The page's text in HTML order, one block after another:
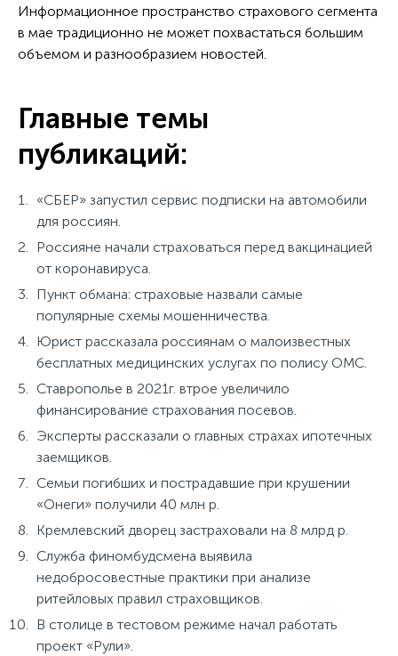
Информационное пространство страхового сегмента
в мае традиционно не может похвастаться большим
объемом и разнообразием новостей.
Главные темы
публикаций:
«СБЕР» запустил сервис подписки на автомобили
для россиян.
Россияне начали страховаться перед вакцинацией
от коронавируса.
Пункт обмана: страховые назвали самые
популярные схемы мошенничества.
Юрист рассказала россиянам о малоизвестных
бесплатных медицинских услугах по полису ОМС.
Ставрополье в 2021г. втрое увеличило
финансирование страхования посевов.
Эксперты рассказали о главных страхах ипотечных
заемщиков.
Семьи погибших и пострадавшие при крушении
«Онеги» получили 40 млн р.
Кремлевский дворец застраховали на 8 млрд р.
Служба финомбудсмена выявила
недобросовестные практики при анализе
ритейловых правил страховщиков.
В столице в тестовом режиме начал работать
проект «Рули».